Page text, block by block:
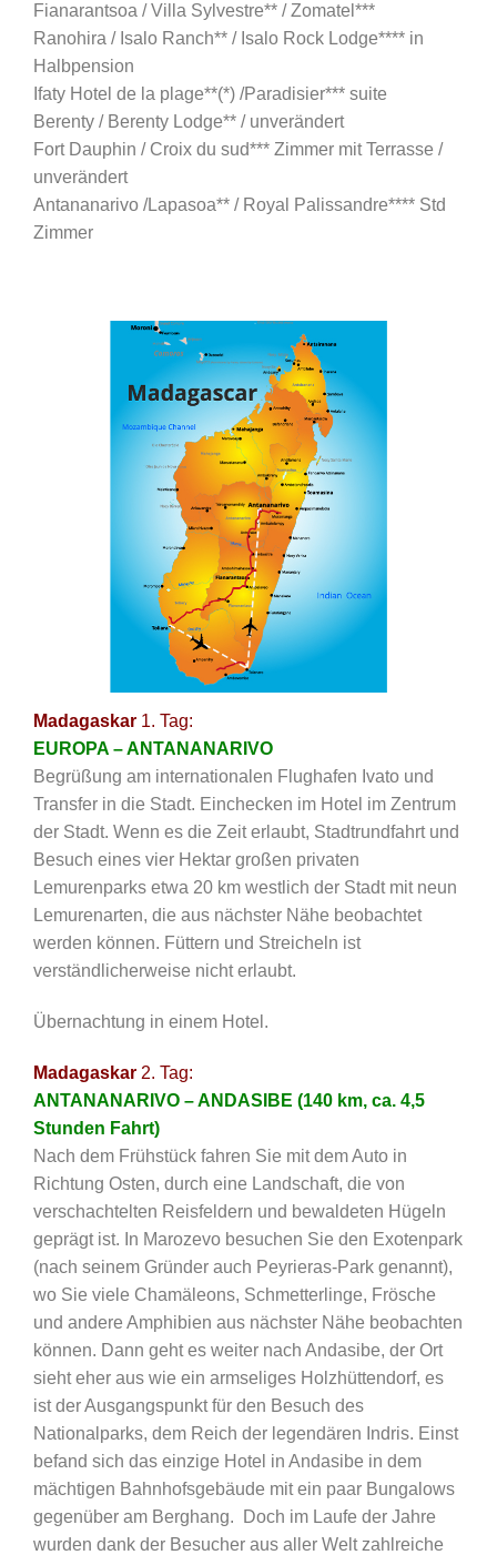
Fianarantsoa / Villa Sylvestre** / Zomatel***
Ranohira / Isalo Ranch** / Isalo Rock Lodge**** in
Halbpension
Ifaty Hotel de la plage**(*) /Paradisier*** suite
Berenty / Berenty Lodge** / unverändert
Fort Dauphin / Croix du sud*** Zimmer mit Terrasse /
unverändert
Antananarivo /Lapasoa** / Royal Palissandre**** Std
Zimmer
Madagaskar 1. Tag:
EUROPA – ANTANANARIVO
Begrüßung am internationalen Flughafen Ivato und
Transfer in die Stadt. Einchecken im Hotel im Zentrum
der Stadt. Wenn es die Zeit erlaubt, Stadtrundfahrt und
Besuch eines vier Hektar großen privaten
Lemurenparks etwa 20 km westlich der Stadt mit neun
Lemurenarten, die aus nächster Nähe beobachtet
werden können. Füttern und Streicheln ist
verständlicherweise nicht erlaubt.
Übernachtung in einem Hotel.
Madagaskar 2. Tag:
ANTANANARIVO – ANDASIBE (140 km, ca. 4,5
Stunden Fahrt)
Nach dem Frühstück fahren Sie mit dem Auto in
Richtung Osten, durch eine Landschaft, die von
verschachtelten Reisfeldern und bewaldeten Hügeln
geprägt ist. In Marozevo besuchen Sie den Exotenpark
(nach seinem Gründer auch Peyrieras-Park genannt),
wo Sie viele Chamäleons, Schmetterlinge, Frösche
und andere Amphibien aus nächster Nähe beobachten
können. Dann geht es weiter nach Andasibe, der Ort
sieht eher aus wie ein armseliges Holzhüttendorf, es
ist der Ausgangspunkt für den Besuch des
Nationalparks, dem Reich der legendären Indris. Einst
befand sich das einzige Hotel in Andasibe in dem
mächtigen Bahnhofsgebäude mit ein paar Bungalows
gegenüber am Berghang. Doch im Laufe der Jahre
wurden dank der Besucher aus aller Welt zahlreiche